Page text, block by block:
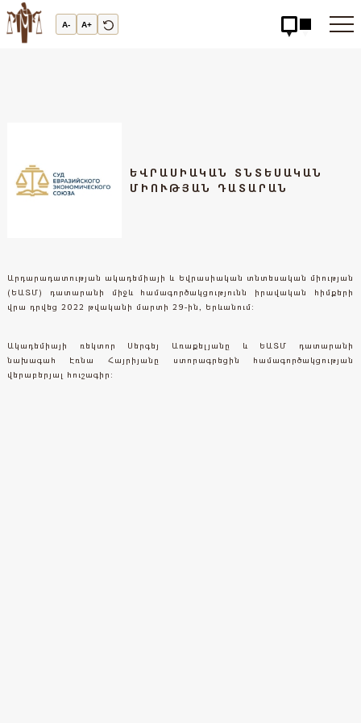
Արդարադատության
Ակադեմիա
A- A+
ԵՎՐԱՍԻԱԿԱՆ ՏՆՏԵՍԱԿԱՆ
ՄԻՈՒԹՅԱՆ ԴԱՏԱՐԱՆ
Արդարադատության ակադեմիայի և Եվրասիական տնտեսական միության
(ԵԱՏՄ) դատարանի միջև համագործակցությունն իրավական հիմքերի
վրա դրվեց 2022 թվականի մարտի 29-ին, Երևանում:
Ակադեմիայի ռեկտոր Սերգեյ Առաքելյանը և ԵԱՏՄ դատարանի
նախագահ Էռնա Հայրիյանը ստորագրեցին համագործակցության
վերաբերյալ հուշագիր: